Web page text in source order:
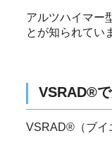
アルツハイマー
とが知られてい
VSRAD®
VSRAD®（ブイ